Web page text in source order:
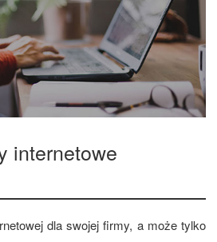
internetowe
dla swojej firmy, a może tylko